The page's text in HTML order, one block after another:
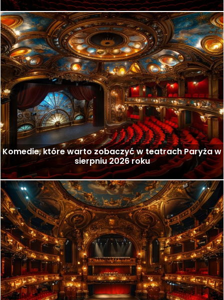
Komedie, które warto zobaczyć w teatrach Paryża w
sierpniu 2026 roku